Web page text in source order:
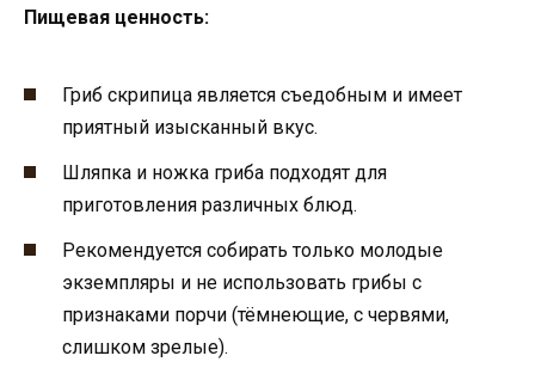
Пищевая ценность:
Гриб скрипица является съедобным и имеет
приятный изысканный вкус.
Шляпка и ножка гриба подходят для
приготовления различных блюд.
Рекомендуется собирать только молодые
экземпляры и не использовать грибы с
признаками порчи (тёмнеющие, с червями,
слишком зрелые).